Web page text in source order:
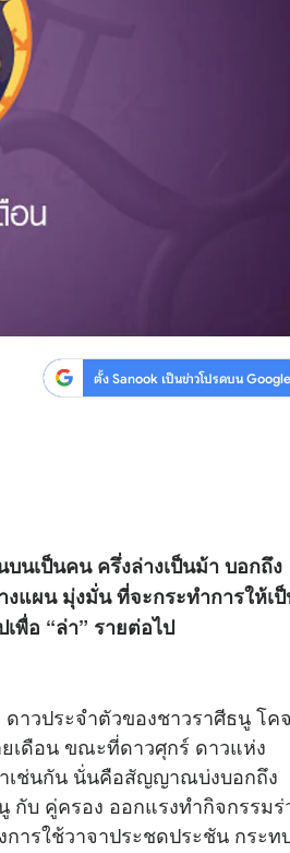
ตั้ง Sanook เป็นข่าวโปรดบน Google
เป็นคน ครึ่งล่างเป็นม้า บอกถึง
งแผน มุ่งมั่น ที่จะกระทำการให้เ
พื่อ “ล่า” รายต่อไป
าวประจำตัวของชาวราศีธนู โค
เดือน ขณะที่ดาวศุกร์ ดาวแห่ง
เช่นกัน นั่นคือสัญญาณบ่งบอกถึง
บ คู่ครอง ออกแรงทำกิจกรรมร่
ารใช้วาจาประชดประชัน กระท